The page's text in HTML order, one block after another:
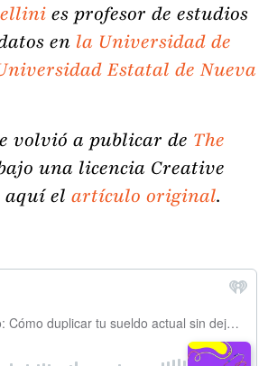
es profesor de estudios
en la Universidad de
Estatal de Nueva
volvió a publicar de The
una licencia Creative
aquí el artículo original.